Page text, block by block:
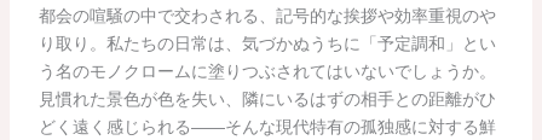
都会の喧騒の中で交わされる、記号的な挨拶や効率重視のや
り取り。私たちの日常は、気づかぬうちに「予定調和」とい
う名のモノクロームに塗りつぶされてはいないでしょうか。
見慣れた景色が色を失い、隣にいるはずの相手との距離がひ
どく遠く感じられる――そんな現代特有の孤独感に対する鮮